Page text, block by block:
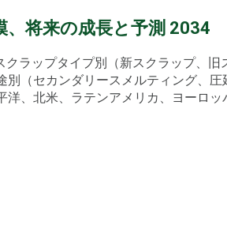
将来の成長と予測 2034
ラップタイプ別（新スクラップ、
別（セカンダリースメルティング、
、北米、ラテンアメリカ、ヨーロ